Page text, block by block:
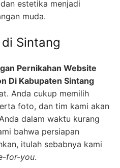
estetika menjadi
muda.
Sintang
Pernikahan Website
Di Kabupaten Sintang
Anda cukup memilih
foto, dan tim kami akan
dalam waktu kurang
bahwa persiapan
itulah sebabnya kami
for-you.